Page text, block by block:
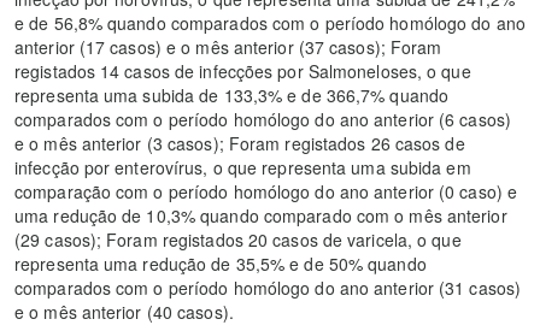
e de 56,8% quando comparados com o período homólogo do ano
anterior (17 casos) e o mês anterior (37 casos); Foram
registados 14 casos de infecções por Salmoneloses, o que
representa uma subida de 133,3% e de 366,7% quando
comparados com o período homólogo do ano anterior (6 casos)
e o mês anterior (3 casos); Foram registados 26 casos de
infecção por enterovírus, o que representa uma subida em
comparação com o período homólogo do ano anterior (0 caso) e
uma redução de 10,3% quando comparado com o mês anterior
(29 casos); Foram registados 20 casos de varicela, o que
representa uma redução de 35,5% e de 50% quando
comparados com o período homólogo do ano anterior (31 casos)
e o mês anterior (40 casos).